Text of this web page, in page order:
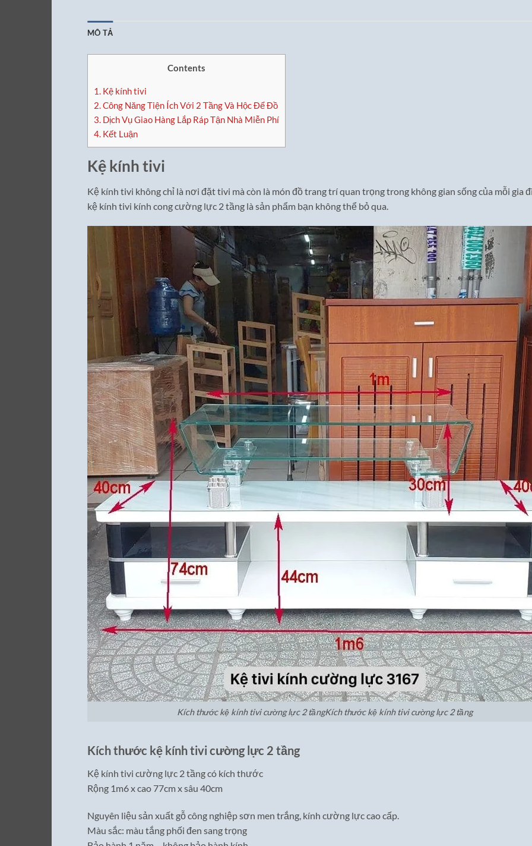
MÔ TẢ
Contents
1. Kệ kính tivi
2.Công Năng Tiện Ích Với 2 Tầng Và Hộc Để Đồ
3. Dịch Vụ Giao Hàng Lắp Ráp Tận Nhà Miễn Phí
4. Kết Luận
Kệ kính tivi
Kệ kính tivi không chỉ là nơi đặt tivi mà còn là món đồ trang trí quan trọng trong không gian sống của mỗi gia
kệ kính tivi kính cong cường lực 2 tầng là sản phẩm bạn không thể bỏ qua.
Kích thước kệ kính tivi cường lực 2 tầngKích thước kệ kính tivi cường lực 2 tầng
Kích thước kệ kính tivi cường lực 2 tầng
Kệ kính tivi cường lực 2 tầng có kích thước
Rộng 1m6 x cao 77cm x sâu 40cm
Nguyên liệu sản xuất gỗ công nghiệp sơn men trắng, kính cường lực cao cấp.
Màu sắc: màu tắng phối đen sang trọng